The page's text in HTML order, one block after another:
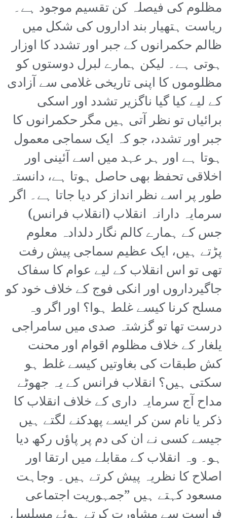
مظلوم کی فیصلہ کن تقسیم موجود ہے۔
ریاست ہتھیار بند اداروں کی شکل میں
ظالم حکمرانوں کے جبر اور تشدد کا اوزار
ہوتی ہے۔ لیکن ہمارے لبرل دوستوں کو
مظلوموں کا اپنی تاریخی غلامی سے آزادی
کے لیے کیا گیا ناگزیر تشدد اور اسکی
برائیاں تو نظر آتی ہیں مگر حکمرانوں کا
جبر اور تشدد، جو کہ ایک سماجی معمول
ہوتا ہے اور ہر عہد میں اسے آئینی اور
اخلاقی تحفظ بھی حاصل ہوتا ہے، دانستہ
طور پر اسے نظر انداز کر دیا جاتا ہے۔ اگر
سرمایہ دارانہ انقلاب (انقلاب فرانس)
جس کے ہمارے کالم نگار دلدادہ معلوم
پڑتے ہیں، ایک عظیم سماجی پیش رفت
تھی تو اس انقلاب کے لیے عوام کا سفاک
جاگیرداروں اور انکی فوج کے خلاف خود کو
مسلح کرنا کیسے غلط ہوا؟ اور اگر وہ
درست تھا تو گزشتہ صدی میں سامراجی
یلغار کے خلاف مظلوم اقوام اور محنت
کش طبقات کی بغاوتیں کیسے غلط ہو
سکتی ہیں؟ انقلاب فرانس کے یہ جھوٹے
مداح آج سرمایہ داری کے خلاف انقلاب کا
ذکر یا نام سن کر ایسے پھدکنے لگتے ہیں
جیسے کسی نے ان کی دم پر پاؤں رکھ دیا
ہو۔ وہ انقلاب کے مقابلے میں ارتقا اور
اصلاح کا نظریہ پیش کرتے ہیں۔ وجاہت
مسعود کہتے ہیں ”جمہوریت اجتماعی